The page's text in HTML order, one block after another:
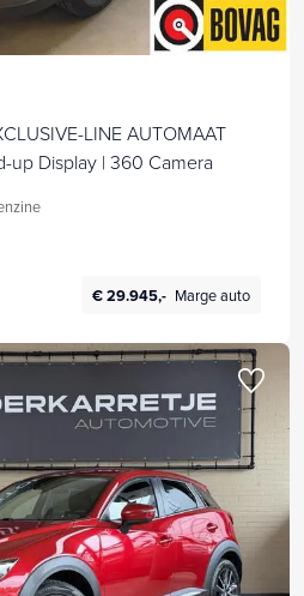
LINE AUTOMAAT
up Display | 360 Camera
€ 29.945,- Marge auto